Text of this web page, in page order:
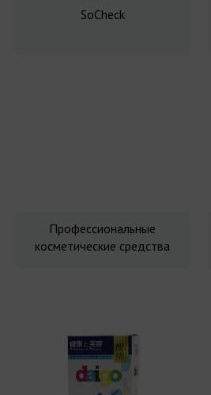
SoCheck
Профессиональные
косметические средства